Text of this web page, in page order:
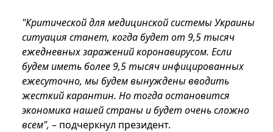
"Критической для медицинской системы Украины
ситуация станет, когда будет от 9,5 тысяч
ежедневных заражений коронавирусом. Если
будем иметь более 9,5 тысяч инфицированных
ежесуточно, мы будем вынуждены вводить
жесткий карантин. Но тогда остановится
экономика нашей страны и будет очень сложно
всем", – подчеркнул президент.